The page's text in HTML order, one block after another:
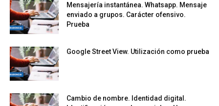
Mensajería instantánea. Whatsapp. Mensaje
enviado a grupos. Carácter ofensivo.
Prueba
Google Street View. Utilización como prueba
Cambio de nombre. Identidad digital.